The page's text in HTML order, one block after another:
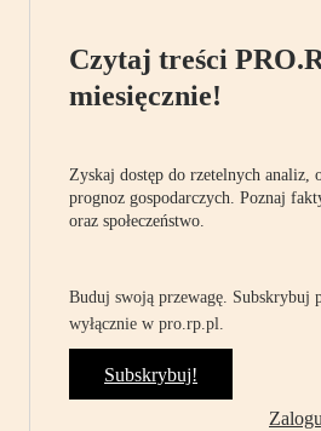
Czytaj treści
miesięcznie!
Zyskaj dostęp do rzetelnych
prognoz gospodarczych. Poznaj
oraz społeczeństwo.
Buduj swoją przewagę. Subskrybuj
wyłącznie w pro.rp.pl.
Subskrybuj!